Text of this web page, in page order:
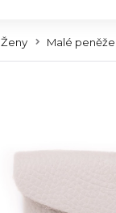
Ženy Malé